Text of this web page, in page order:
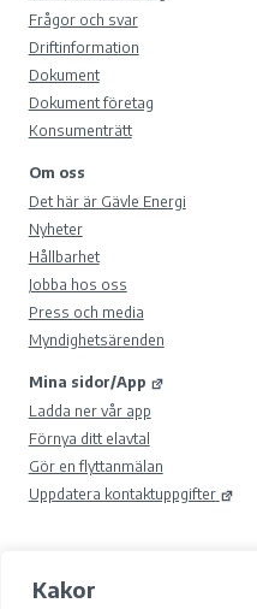
Kakor
Frågor och svar
Driftinformation
Dokument
Dokument företag
Konsumenträtt
Om oss
Det här är Gävle Energi
Nyheter
Hållbarhet
Jobba hos oss
Press och media
Myndighetsärenden
Mina sidor/App
Ladda ner vår app
Förnya ditt elavtal
Gör en flyttanmälan
Uppdatera kontaktuppgifter